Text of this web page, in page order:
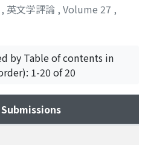
, 英文学評論 , Volume 27 ,
by Table of contents in
1-20 of 20